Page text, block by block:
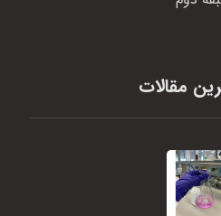
مقالات